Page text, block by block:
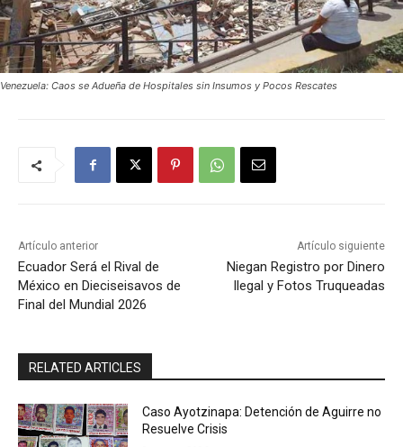
Venezuela: Caos se Adueña de Hospitales sin Insumos y Pocos Rescates
Artículo anterior
Ecuador Será el Rival de
México en Dieciseisavos de
Final del Mundial 2026
Artículo siguiente
Niegan Registro por Dinero
Ilegal y Fotos Truqueadas
RELATED ARTICLES
Caso Ayotzinapa: Detención de Aguirre no
Resuelve Crisis